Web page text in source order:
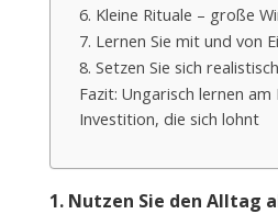
6. Kleine Rituale – große
7. Lernen Sie mit und von
8. Setzen Sie sich
Fazit: Ungarisch lernen am
Investition, die sich lohnt
1. Nutzen Sie den Alltag